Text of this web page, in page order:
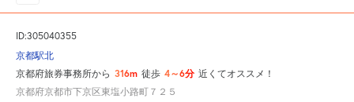
ID:305040355
京都駅北
京都府旅券事務所から 316m 徒歩 4～6分 近くてオススメ！
京都府京都市下京区東塩小路町７２５